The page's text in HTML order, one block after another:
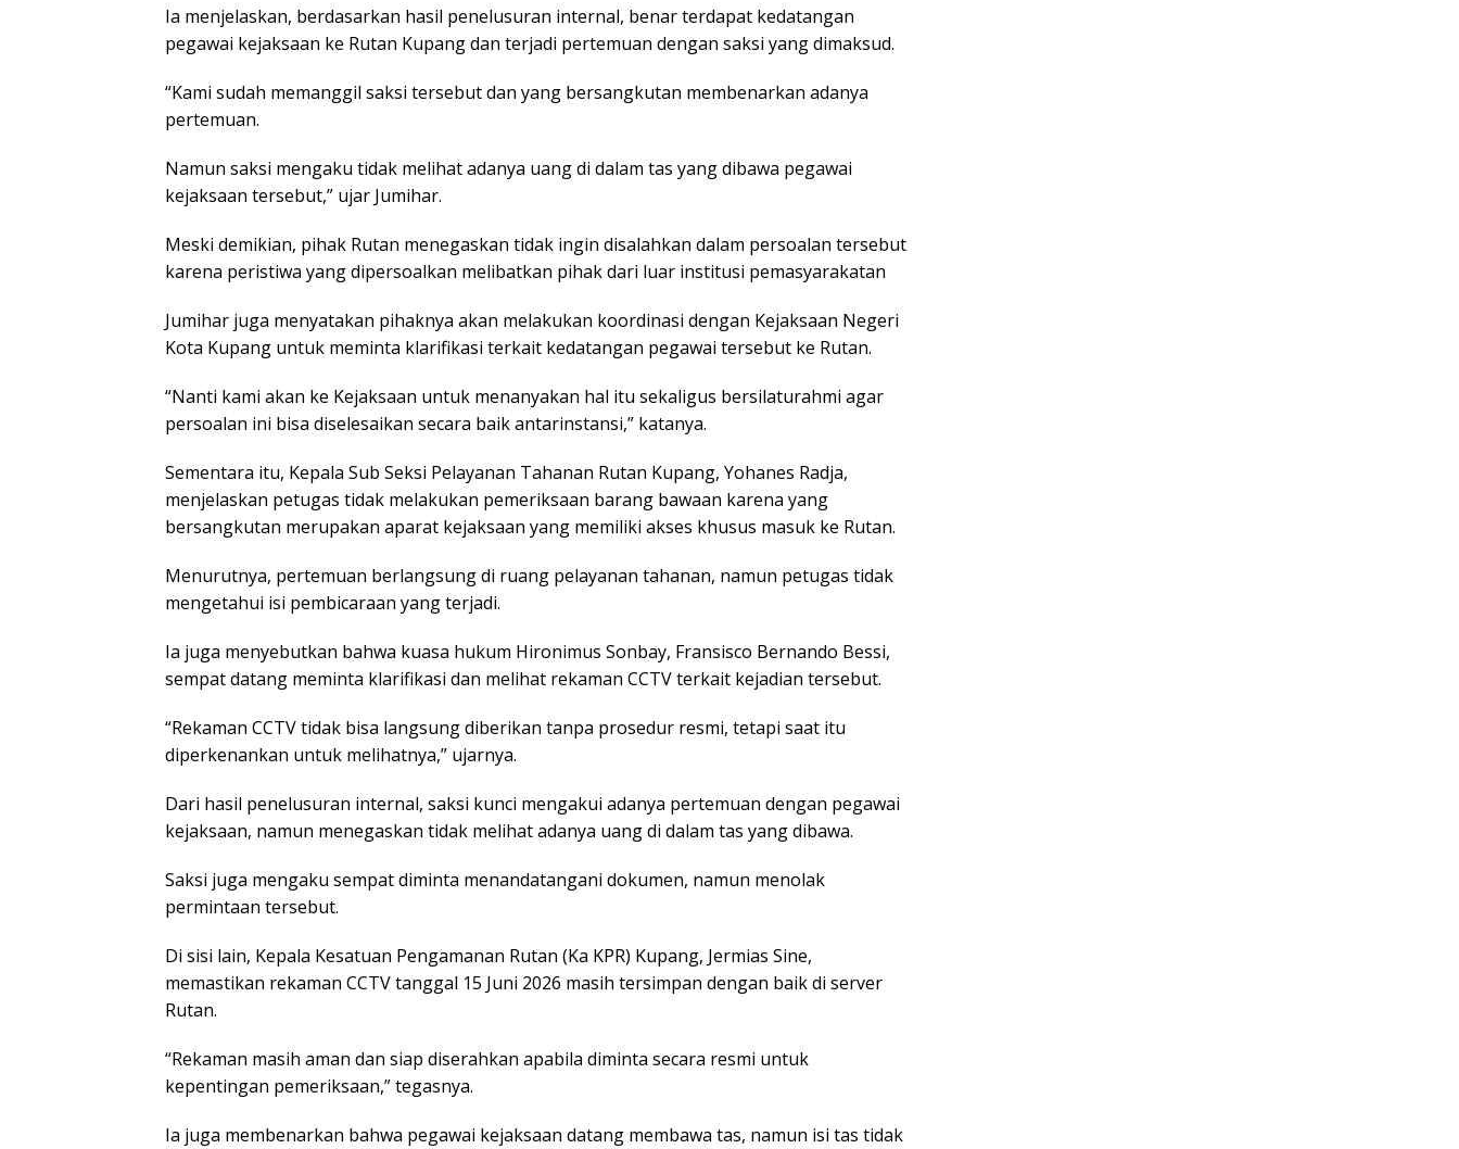
Ia menjelaskan, berdasarkan hasil penelusuran internal, benar terdapat kedatangan
pegawai kejaksaan ke Rutan Kupang dan terjadi pertemuan dengan saksi yang dimaksud.
“Kami sudah memanggil saksi tersebut dan yang bersangkutan membenarkan adanya
pertemuan.
Namun saksi mengaku tidak melihat adanya uang di dalam tas yang dibawa pegawai
kejaksaan tersebut,” ujar Jumihar.
Meski demikian, pihak Rutan menegaskan tidak ingin disalahkan dalam persoalan tersebut
karena peristiwa yang dipersoalkan melibatkan pihak dari luar institusi pemasyarakatan
Jumihar juga menyatakan pihaknya akan melakukan koordinasi dengan Kejaksaan Negeri
Kota Kupang untuk meminta klarifikasi terkait kedatangan pegawai tersebut ke Rutan.
“Nanti kami akan ke Kejaksaan untuk menanyakan hal itu sekaligus bersilaturahmi agar
persoalan ini bisa diselesaikan secara baik antarinstansi,” katanya.
Sementara itu, Kepala Sub Seksi Pelayanan Tahanan Rutan Kupang, Yohanes Radja,
menjelaskan petugas tidak melakukan pemeriksaan barang bawaan karena yang
bersangkutan merupakan aparat kejaksaan yang memiliki akses khusus masuk ke Rutan.
Menurutnya, pertemuan berlangsung di ruang pelayanan tahanan, namun petugas tidak
mengetahui isi pembicaraan yang terjadi.
Ia juga menyebutkan bahwa kuasa hukum Hironimus Sonbay, Fransisco Bernando Bessi,
sempat datang meminta klarifikasi dan melihat rekaman CCTV terkait kejadian tersebut.
“Rekaman CCTV tidak bisa langsung diberikan tanpa prosedur resmi, tetapi saat itu
diperkenankan untuk melihatnya,” ujarnya.
Dari hasil penelusuran internal, saksi kunci mengakui adanya pertemuan dengan pegawai
kejaksaan, namun menegaskan tidak melihat adanya uang di dalam tas yang dibawa.
Saksi juga mengaku sempat diminta menandatangani dokumen, namun menolak
permintaan tersebut.
Di sisi lain, Kepala Kesatuan Pengamanan Rutan (Ka KPR) Kupang, Jermias Sine,
memastikan rekaman CCTV tanggal 15 Juni 2026 masih tersimpan dengan baik di server
Rutan.
“Rekaman masih aman dan siap diserahkan apabila diminta secara resmi untuk
kepentingan pemeriksaan,” tegasnya.
Ia juga membenarkan bahwa pegawai kejaksaan datang membawa tas, namun isi tas tidak